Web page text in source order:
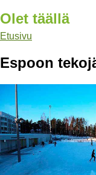
Olet täällä
Etusivu
Espoon